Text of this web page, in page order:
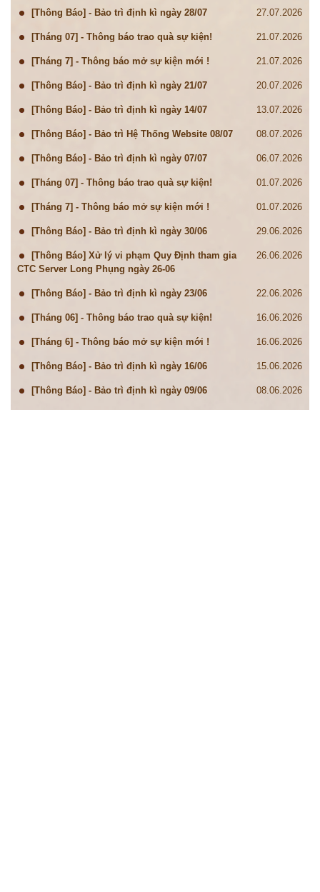
[Thông Báo] - Bảo trì định kì ngày 28/07 27.07.2026
[Tháng 07] - Thông báo trao quà sự kiện! 21.07.2026
[Tháng 7] - Thông báo mở sự kiện mới ! 21.07.2026
[Thông Báo] - Bảo trì định kì ngày 21/07 20.07.2026
[Thông Báo] - Bảo trì định kì ngày 14/07 13.07.2026
[Thông Báo] - Bảo trì Hệ Thống Website 08/07 08.07.2026
[Thông Báo] - Bảo trì định kì ngày 07/07 06.07.2026
[Tháng 07] - Thông báo trao quà sự kiện! 01.07.2026
[Tháng 7] - Thông báo mở sự kiện mới ! 01.07.2026
[Thông Báo] - Bảo trì định kì ngày 30/06 29.06.2026
[Thông Báo] Xử lý vi phạm Quy Định tham gia
CTC Server Long Phụng ngày 26-06
26.06.2026
[Thông Báo] - Bảo trì định kì ngày 23/06 22.06.2026
[Tháng 06] - Thông báo trao quà sự kiện! 16.06.2026
[Tháng 6] - Thông báo mở sự kiện mới ! 16.06.2026
[Thông Báo] - Bảo trì định kì ngày 16/06 15.06.2026
[Thông Báo] - Bảo trì định kì ngày 09/06 08.06.2026